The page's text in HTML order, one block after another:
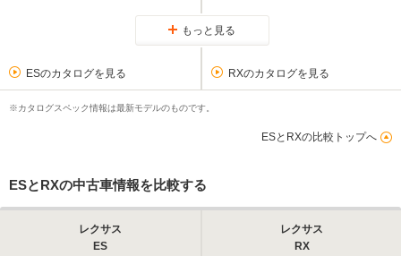
もっと見る
ESのカタログを見る RXのカタログを見る
※カタログスペック情報は最新モデルのものです。
ESとRXの比較トップへ
ESとRXの中古車情報を比較する
レクサス
ES
レクサス
RX